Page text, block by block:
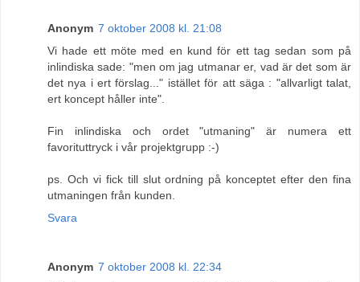
Anonym 7 oktober 2008 kl. 21:08
Vi hade ett möte med en kund för ett tag sedan som på
inlindiska sade: "men om jag utmanar er, vad är det som är
det nya i ert förslag..." istället för att säga : "allvarligt talat,
ert koncept håller inte".
Fin inlindiska och ordet "utmaning" är numera ett
favorituttryck i vår projektgrupp :-)
ps. Och vi fick till slut ordning på konceptet efter den fina
utmaningen från kunden.
Svara
Anonym 7 oktober 2008 kl. 22:34